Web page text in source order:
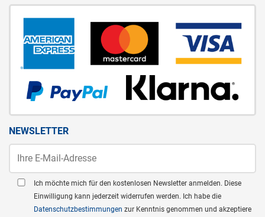
NEWSLETTER
Ich möchte mich für den kostenlosen Newsletter anmelden. Diese
Einwilligung kann jederzeit widerrufen werden. Ich habe die
Datenschutzbestimmungen zur Kenntnis genommen und akzeptiere